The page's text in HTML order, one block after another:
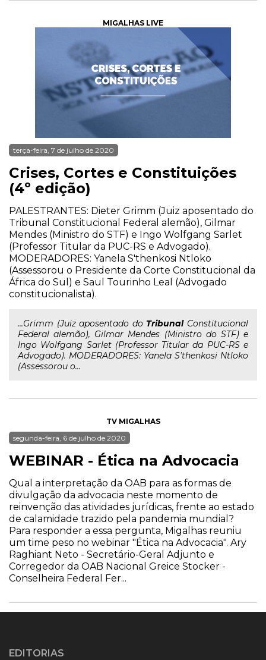
MIGALHAS LIVE
terça-feira, 7 de julho de 2020
Crises, Cortes e Constituições
(4º edição)
PALESTRANTES: Dieter Grimm (Juiz aposentado do
Tribunal Constitucional Federal alemão), Gilmar
Mendes (Ministro do STF) e Ingo Wolfgang Sarlet
(Professor Titular da PUC-RS e Advogado).
MODERADORES: Yanela S'thenkosi Ntloko
(Assessorou o Presidente da Corte Constitucional da
África do Sul) e Saul Tourinho Leal (Advogado
constitucionalista).
...Grimm (Juiz aposentado do TribunalConstitucional
Federal alemão), Gilmar Mendes (Ministro do STF) e
Ingo Wolfgang Sarlet (Professor Titular da PUC-RS e
Advogado). MODERADORES: Yanela S'thenkosi Ntloko
(Assessorou o...
TV MIGALHAS
segunda-feira, 6 de julho de 2020
WEBINAR - Ética na Advocacia
Qual a interpretação da OAB para as formas de
divulgação da advocacia neste momento de
reinvenção das atividades jurídicas, frente ao estado
de calamidade trazido pela pandemia mundial?
Para responder a essa pergunta, Migalhas reuniu
um time peso no webinar "Ética na Advocacia". Ary
Raghiant Neto - Secretário-Geral Adjunto e
Corregedor da OAB Nacional Greice Stocker -
Conselheira Federal Fer...
EDITORIAS